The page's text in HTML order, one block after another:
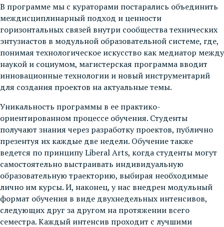
В программе мы с кураторами постарались объединить
междисциплинарный подход и ценности
горизонтальных связей внутри сообщества технических
энтузиастов в модульной образовательной системе, где,
понимая технологическое искусство как медиатор между
наукой и социумом, магистерская программа вводит
инновационные технологии и новый инструментарий
для создания проектов на актуальные темы.
Уникальность программы в ее практико-
ориентированном процессе обучения. Студенты
получают знания через разработку проектов, публично
презентуя их каждые две недели. Обучение также
ведется по принципу Liberal Arts, когда студенты могут
самостоятельно выстраивать индивидуальную
образовательную траекторию, выбирая необходимые
лично им курсы. И, наконец, у нас внедрен модульный
формат обучения в виде двухнедельных интенсивов,
следующих друг за другом на протяжении всего
семестра. Каждый интенсив проходит с лучшими